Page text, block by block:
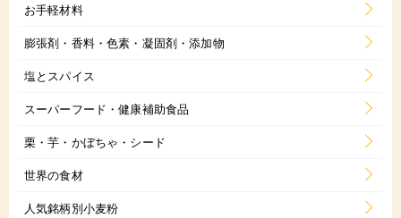
お手軽材料
膨張剤・香料・色素・凝固剤・添加物
塩とスパイス
スーパーフード・健康補助食品
栗・芋・かぼちゃ・シード
世界の食材
人気銘柄別小麦粉